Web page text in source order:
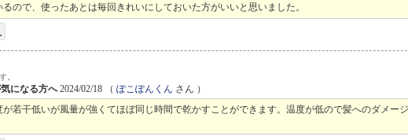
ので、使ったあとは毎回きれいにしておいた方がいいと思いました。
。
になる方へ 2024/02/18 （ぽこぽんくん さん ）
若干低いが風量が強くてほぼ同じ時間で乾かすことができます。温度が低ので髪へのダメー